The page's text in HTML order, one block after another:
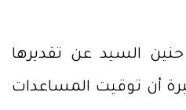
حنين السيد عن تقديرها
أن توقيت المساعدات